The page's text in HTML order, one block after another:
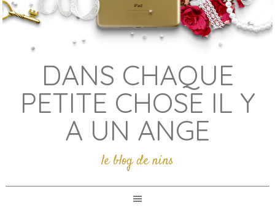
DANS CHAQUE
PETITE CHOSE IL Y
A UN ANGE
le blog de nins